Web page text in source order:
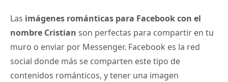
Las imágenes románticas para Facebook con el
nombre Cristian son perfectas para compartir en tu
muro o enviar por Messenger. Facebook es la red
social donde más se comparten este tipo de
contenidos románticos, y tener una imagen